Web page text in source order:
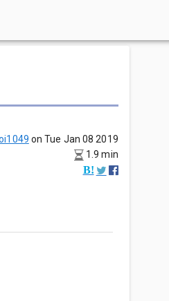
on Tue Jan 08 2019
1.9 min